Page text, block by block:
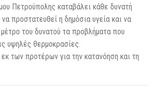
Πετρούπολης καταβάλει κάθε δυνατή
προστατευθεί η δημόσια υγεία και να
του δυνατού τα προβλήματα που
υψηλές θερμοκρασίες.
των προτέρων για την κατανόηση και τη